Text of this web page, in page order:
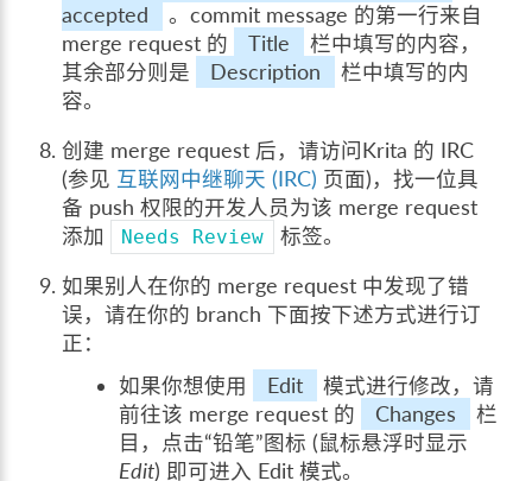
accepted
。commit message 的第一行来自
merge request 的
Title
栏中填写的内容，
其余部分则是
Description
栏中填写的内
容。
创建 merge request 后，请访问Krita 的 IRC
(参见 互联网中继聊天 (IRC) 页面)，找一位具
备 push 权限的开发人员为该 merge request
添加
Needs Review 标签。
如果别人在你的 merge request 中发现了错
误，请在你的 branch 下面按下述方式进行订
正：
如果你想使用
Edit
模式进行修改，请
前往该 merge request 的
Changes
栏
目，点击“铅笔”图标 (鼠标悬浮时显示
Edit) 即可进入 Edit 模式。